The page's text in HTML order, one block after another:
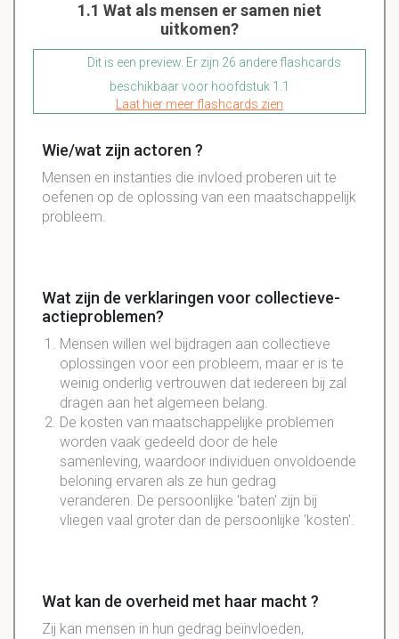
1.1 Wat als mensen er samen niet
uitkomen?
Dit is een preview. Er zijn 26 andere flashcards
beschikbaar voor hoofdstuk 1.1
Laat hier meer flashcards zien
Wie/wat zijn actoren ?
Mensen en instanties die invloed proberen uit te
oefenen op de oplossing van een maatschappelijk
probleem.
Wat zijn de verklaringen voor collectieve-
actieproblemen?
Mensen willen wel bijdragen aan collectieve
oplossingen voor een probleem, maar er is te
weinig onderlig vertrouwen dat iedereen bij zal
dragen aan het algemeen belang.
De kosten van maatschappelijke problemen
worden vaak gedeeld door de hele
samenleving, waardoor individuen onvoldoende
beloning ervaren als ze hun gedrag
veranderen. De persoonlijke 'baten' zijn bij
vliegen vaal groter dan de persoonlijke 'kosten'.
Wat kan de overheid met haar macht ?
Zij kan mensen in hun gedrag beïnvloeden,